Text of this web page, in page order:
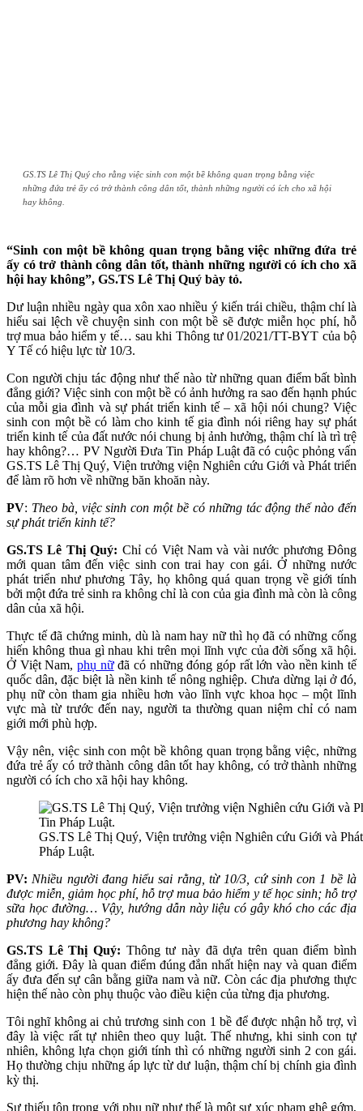
GS.TS Lê Thị Quý cho rằng việc sinh con một bề không quan trọng bằng việc
những đứa trẻ ấy có trở thành công dân tốt, thành những người có ích cho xã hội
hay không.
“Sinh con một bềkhông quan trọng bằng việc nhữngđứa trẻ
ấy có trở thành công dân tốt, thành những người có ích cho xã
hội hay không”, GS.TS Lê Thị Quý bày tỏ.
Dư luận nhiều ngày qua xôn xao nhiều ý kiến trái chiều, thậm chí là
hiểu sai lệch về chuyện sinh con một bề sẽ được miễn học phí, hỗ
trợ mua bảo hiểm y tế… sau khi Thông tư 01/2021/TT-BYT của bộ
Y Tế có hiệu lực từ 10/3.
Con người chịu tác động như thế nào từ những quan điểm bất bình
đẳng giới? Việc sinh con một bề có ảnh hưởng ra sao đến hạnh phúc
của mỗi gia đình và sự phát triển kinh tế – xã hội nói chung? Việc
sinh con một bề có làm cho kinh tế gia đình nói riêng hay sự phát
triển kinh tế của đất nước nói chung bị ảnh hưởng, thậm chí là trì trệ
hay không?… PV Người Đưa Tin Pháp Luật đã có cuộc phỏng vấn
GS.TS Lê Thị Quý, Viện trưởng viện Nghiên cứu Giới và Phát triển
để làm rõ hơn về những băn khoăn này.
PV: Theo bà, việc sinh con một bề có những tác động thế nào đến
sự phát triển kinh tế?
GS.TS Lê Thị Quý: Chỉ có Việt Nam và vài nước phương Đông
mới quan tâm đến việc sinh con trai hay con gái. Ở những nước
phát triển như phương Tây, họ không quá quan trọng về giới tính
bởi một đứa trẻ sinh ra không chỉ là con của gia đình mà còn là công
dân của xã hội.
Thực tế đã chứng minh, dù là nam hay nữ thì họ đã có những cống
hiến không thua gì nhau khi trên mọi lĩnh vực của đời sống xã hội.
Ở Việt Nam, phụ nữđã có những đóng góp rất lớn vào nền kinh tế
quốc dân, đặc biệt là nền kinh tế nông nghiệp. Chưa dừng lại ở đó,
phụ nữ còn tham gia nhiều hơn vào lĩnh vực khoa học – một lĩnh
vực mà từ trước đến nay, người ta thường quan niệm chỉ có nam
giới mới phù hợp.
Vậy nên, việc sinh con một bề không quan trọng bằng việc, những
đứa trẻ ấy có trở thành công dân tốt hay không, có trở thành những
người có ích cho xã hội hay không.
GS.TS Lê Thị Quý, Viện trưởng viện Nghiên cứu Giới và
Pháp Luật.
PV: Nhiều người đang hiểu sai rằng, từ 10/3, cứ sinh con 1 bề là
được miễn, giảm học phí, hỗ trợ mua bảo hiểm y tế học sinh; hỗ trợ
sữa học đường… Vậy, hướng dẫn này liệu có gây khó cho các địa
phương hay không?
GS.TS Lê Thị Quý: Thông tư này đã dựa trên quan điểm bình
đẳng giới. Đây là quan điểm đúng đắn nhất hiện nay và quan điểm
ấy đưa đến sự cân bằng giữa nam và nữ. Còn các địa phương thực
hiện thế nào còn phụ thuộc vào điều kiện của từng địa phương.
Tôi nghĩ không ai chủ trương sinh con 1 bề để được nhận hỗ trợ, vì
đây là việc rất tự nhiên theo quy luật. Thế nhưng, khi sinh con tự
nhiên, không lựa chọn giới tính thì có những người sinh 2 con gái.
Họ thường chịu những áp lực từ dư luận, thậm chí bị chính gia đình
kỳ thị.
Sự thiếu tôn trọng với phụ nữ như thế là một sự xúc phạm ghê gớm,